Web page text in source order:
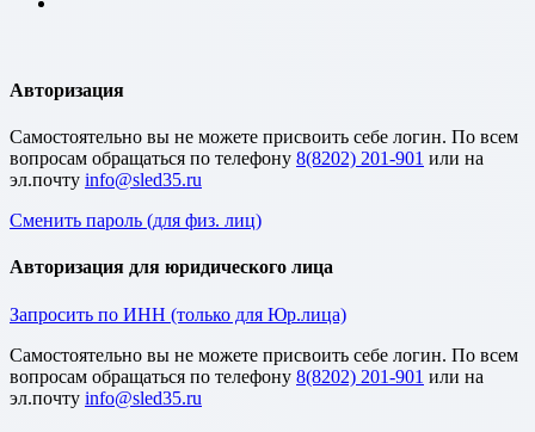
Авторизация
Cамостоятельно вы не можете присвоить себе логин. По всем
вопросам обращаться по телефону 8(8202) 201-901 или на
эл.почту
Сменить пароль (для физ. лиц)
Авторизация для юридического лица
Запросить по ИНН (только для Юр.лица)
Cамостоятельно вы не можете присвоить себе логин. По всем
вопросам обращаться по телефону 8(8202) 201-901 или на
эл.почту